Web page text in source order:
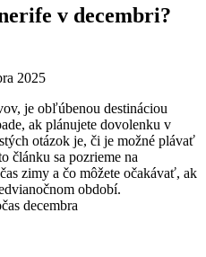
v decembri?
2025
je obľúbenou destináciou
ak plánujete dovolenku v
otázok je, či je možné plávať
článku sa pozrieme na
zimy a čo môžete očakávať, ak
období.